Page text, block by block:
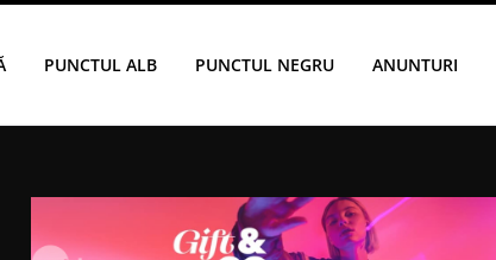
PUNCTUL ALB PUNCTUL NEGRU ANUNTURI